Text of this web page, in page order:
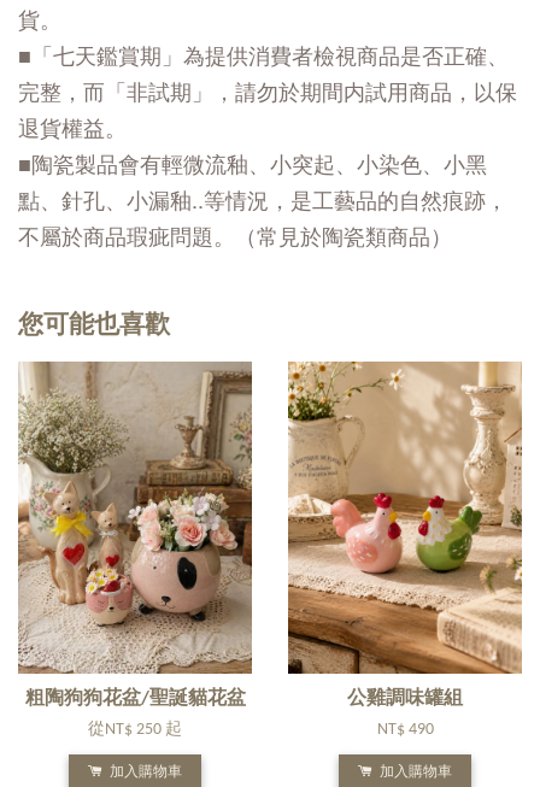
貨。
■「七天鑑賞期」為提供消費者檢視商品是否正確、
完整，而「非試期」，請勿於期間内試用商品，以保
退貨權益。
■陶瓷製品會有輕微流釉、小突起、小染色、小黑
點、針孔、小漏釉..等情況，是工藝品的自然痕跡，
不屬於商品瑕疵問題。（常見於陶瓷類商品）
您可能也喜歡
粗陶狗狗花盆/聖誕貓花盆
從 NT$ 250 起
加入購物車
公雞調味罐組
NT$ 490
加入購物車